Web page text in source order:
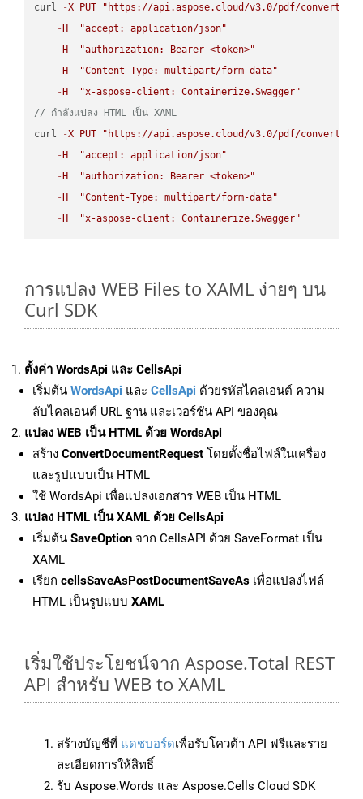
curl
-X PUT
"https://api.aspose.cloud/v3.0/pdf/convert/
- H
"accept: application/json"
- H
"authorization: Bearer <token>"
- H
"Content-Type: multipart/form-data"
- H
"x-aspose-client: Containerize.Swagger"
// กำลังแปลง HTML เป็น XAML
curl
-X PUT
"https://api.aspose.cloud/v3.0/pdf/convert/
- H
"accept: application/json"
- H
"authorization: Bearer <token>"
- H
"Content-Type: multipart/form-data"
- H "x-aspose-client: Containerize.Swagger"
การแปลง WEB Files to XAML ง่ายๆ บน
Curl SDK
ตั้งค่า WordsApi และ CellsApi
เริ่มต้น WordsApi และ CellsApi ด้วยรหัสไคลเอนต์ ความ
ลับไคลเอนต์ URL ฐาน และเวอร์ชัน API ของคุณ
แปลง WEB เป็น HTML ด้วย WordsApi
สร้าง ConvertDocumentRequest โดยตั้งชื่อไฟล์ในเครื่อง
และรูปแบบเป็น HTML
ใช้ WordsApi เพื่อแปลงเอกสาร WEB เป็น HTML
แปลง HTML เป็น XAML ด้วย CellsApi
เริ่มต้น SaveOption จาก CellsAPI ด้วย SaveFormat เป็น
XAML
เรียก cellsSaveAsPostDocumentSaveAs เพื่อแปลงไฟล์
HTML เป็นรูปแบบ XAML
เริ่มใช้ประโยชน์จาก Aspose.Total REST
API สำหรับ WEB to XAML
สร้างบัญชีที่ แดชบอร์ดเพื่อรับโควต้า API ฟรีและราย
ละเอียดการให้สิทธิ์
รับ Aspose.Words และ Aspose.Cells Cloud SDK